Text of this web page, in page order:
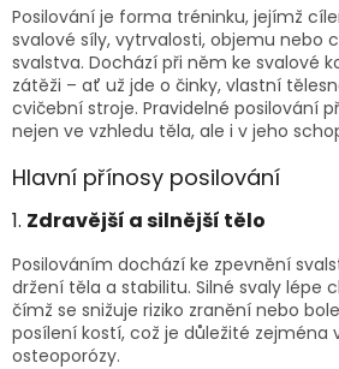
Posilování je forma tréninku, jejímž
svalové síly, vytrvalosti, objemu nebo
svalstva. Dochází při něm ke svalové
zátěži – ať už jde o činky, vlastní
cvičební stroje. Pravidelné posilování
nejen ve vzhledu těla, ale i v jeho
Hlavní přínosy posilování
1. Zdravější a silnější tělo
Posilováním dochází ke zpevnění
držení těla a stabilitu. Silné svaly lépe
čímž se snižuje riziko zranění nebo
posílení kostí, což je důležité zejména
osteoporózy.